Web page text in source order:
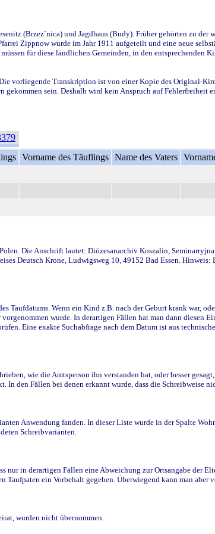
(Brzez`nica) und Jagdhaus (Budy). Früher gehörten zu der
Zippnow wurde im Jahr 1911 aufgeteilt und eine neue
für diese ländlichen Gemeinden, in den entsprechenden
vorliegende Transkription ist von einer Kopie des Original-
sein. Deshalb wird kein Anspruch auf Fehlerfreiheit
Vorname des Täuflings Name des Vaters
Die Anschrift lautet: Diözesanarchiv Koszalin,
Deutsch Krone, Ludwigsweg 10, 49152 Bad Essen.
Wenn ein Kind z.B. nach der Geburt krank war,
wurde. In derartigen Fällen hat man dann diesen
Eine exakte Suchabfrage nach dem Datum ist aus
wie die Amtsperson ihn verstanden hat, oder besser
den Fällen bei denen erkannt wurde, dass die Schreibweise
Anwendung fanden. In dieser Liste wurde in der Spalte
Schreibvarianten.
in derartigen Fällen eine Abweichung zur Ortsangabe der
ein Vorbehalt gegeben. Überwiegend kann man aber
wurden nicht übernommen.